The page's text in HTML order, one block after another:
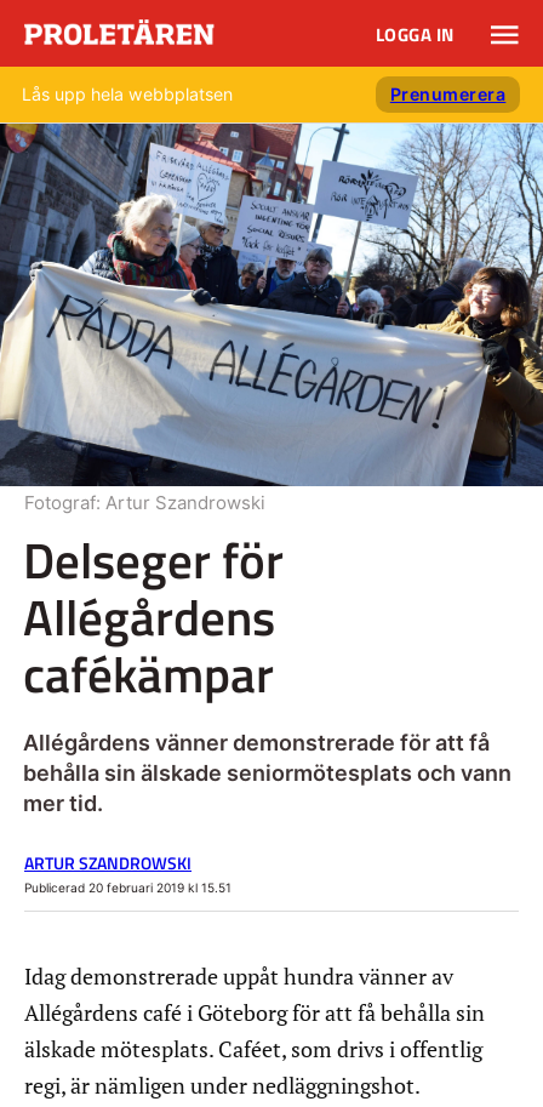
LOGGA IN
Lås upp hela webbplatsen Prenumerera
Delseger för
Allégårdens
cafékämpar
Allégårdens vänner demonstrerade för att få
behålla sin älskade seniormötesplats och vann
mer tid.
Fotograf: Artur Szandrowski
ARTUR SZANDROWSKI
Publicerad 20 februari 2019 kl 15.51
Idag demonstrerade uppåt hundra vänner av
Allégårdens café i Göteborg för att få behålla sin
älskade mötesplats. Caféet, som drivs i offentlig
regi, är nämligen under nedläggningshot.